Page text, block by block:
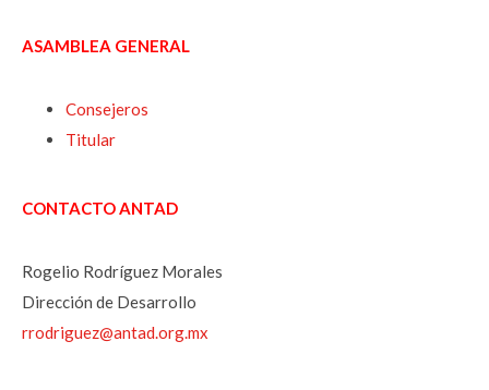
ASAMBLEA GENERAL
Consejeros
Titular
CONTACTO ANTAD
Rogelio Rodríguez Morales
Dirección de Desarrollo
rrodriguez@antad.org.mx